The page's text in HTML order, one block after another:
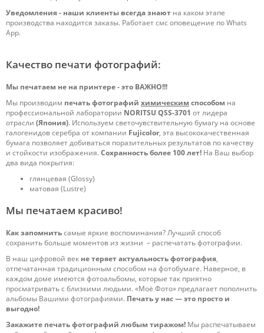
Уведомления - наши клиенты всегда знают на каком этапе
производства находится заказы. Работает смс оповещение по Whats
App.
Качество печати фотографий:
Мы печатаем не на принтере - это ВАЖНО!!!
Мы производим печать фотографий химическимспособом на
профессиональной лаборатории NORITSU QSS-3701 от лидера
отрасли (Япония). Используем светочувствительную бумагу на основе
галогенидов серебра от компании Fujicolor, эта высококачественная
бумага позволяет добиваться поразительных результатов по качеству
и стойкости изображения.Сохранность более 100 лет! На Ваш выбор
два вида покрытия:
глянцевая (Glossy)
матовая (Lustre)
Мы печатаем красиво!
Как запомнитьсамые яркие воспоминания? Лучший способ
сохранить больше моментов из жизни – распечатать фотографии.
В наш цифровой век не теряет актуальность фотография,
отпечатанная традиционным способом на фотобумаге. Наверное, в
каждом доме имеются фотоальбомы, которые так приятно
просматривать с близкими людьми. «Моё Фото» предлагает пополнить
альбомы Вашими фотографиями. Печать у нас — это просто и
выгодно!
Закажите печать фотографий любым тиражом! Мы распечатываем